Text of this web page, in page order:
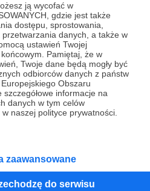
ją wycofać w
gdzie jest także
dostępu, sprostowania,
danych, a także w
ustawień Twojej
Pamiętaj, że w
Twoje dane będą mogły być
odbiorców danych z państw
Obszaru
informacje na
danych w tym celów
naszej polityce prywatności.
zaawansowane
do serwisu
Patronite Commons
Europejska